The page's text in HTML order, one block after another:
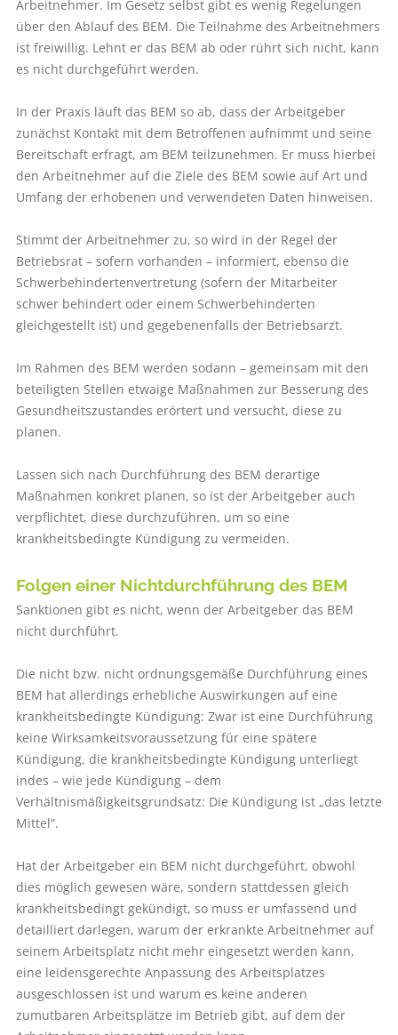
Arbeitnehmer. Im Gesetz selbst gibt es wenig Regelungen
über den Ablauf des BEM. Die Teilnahme des Arbeitnehmers
ist freiwillig. Lehnt er das BEM ab oder rührt sich nicht, kann
es nicht durchgeführt werden.
In der Praxis läuft das BEM so ab, dass der Arbeitgeber
zunächst Kontakt mit dem Betroffenen aufnimmt und seine
Bereitschaft erfragt, am BEM teilzunehmen. Er muss hierbei
den Arbeitnehmer auf die Ziele des BEM sowie auf Art und
Umfang der erhobenen und verwendeten Daten hinweisen.
Stimmt der Arbeitnehmer zu, so wird in der Regel der
Betriebsrat – sofern vorhanden – informiert, ebenso die
Schwerbehindertenvertretung (sofern der Mitarbeiter
schwer behindert oder einem Schwerbehinderten
gleichgestellt ist) und gegebenenfalls der Betriebsarzt.
Im Rahmen des BEM werden sodann – gemeinsam mit den
beteiligten Stellen etwaige Maßnahmen zur Besserung des
Gesundheitszustandes erörtert und versucht, diese zu
planen.
Lassen sich nach Durchführung des BEM derartige
Maßnahmen konkret planen, so ist der Arbeitgeber auch
verpflichtet, diese durchzuführen, um so eine
krankheitsbedingte Kündigung zu vermeiden.
Folgen einer ­Nichtdurchführung des BEM
Sanktionen gibt es nicht, wenn der Arbeitgeber das BEM
nicht durchführt.
Die nicht bzw. nicht ordnungsgemäße Durchführung eines
BEM hat allerdings erhebliche Auswirkungen auf eine
krankheitsbedingte Kündigung: Zwar ist eine Durchführung
keine Wirksamkeitsvoraussetzung für eine spätere
Kündigung, die krankheitsbedingte Kündigung unterliegt
indes – wie jede Kündigung – dem
Verhältnismäßigkeitsgrundsatz: Die Kündigung ist „das letzte
Mittel“.
Hat der Arbeitgeber ein BEM nicht durchgeführt, obwohl
dies möglich gewesen wäre, sondern stattdessen gleich
krankheitsbedingt gekündigt, so muss er umfassend und
detailliert darlegen, warum der erkrankte Arbeitnehmer auf
seinem Arbeitsplatz nicht mehr eingesetzt werden kann,
eine leidensgerechte Anpassung des Arbeitsplatzes
ausgeschlossen ist und warum es keine anderen
zumutbaren Arbeitsplätze im Betrieb gibt, auf dem der